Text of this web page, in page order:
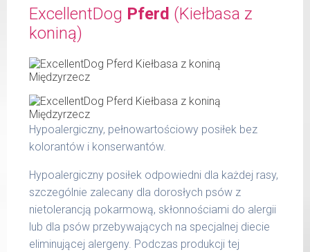
Szczegółowa analiza składu:
surowe białko 10,80 %
tłuszcz surowy 6,70 %
popiół surowy 2,00 %
włókno surowe 0,60 %
wilgotność 77,00 %
Produkty pochodzenia zwierzęcego zawarte
wymiona, wątroby oraz żwacze.
Hundewurst (Kiełbasa dla wzmocnienia)
waga
do 5
do 14
kg
300 g
kg
do 36
kg
800 g
do 50
1000 g
ExcellentDog Pferd (Kiełbasa z
koniną)
Hypoalergiczny, pełnowartościowy posiłek bez
kolorantów i konserwantów.
Hypoalergiczny posiłek odpowiedni dla każdej rasy,
szczególnie zalecany dla dorosłych psów z
nietolerancją pokarmową, skłonnościami do alergii
lub dla psów przebywających na specjalnej diecie
eliminującej alergeny. Podczas produkcji tej